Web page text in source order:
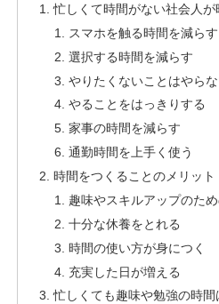
忙しくて時間がない社会人
スマホを触る時間を減らす
選択する時間を減らす
やりたくないことはやら
やることをはっきりする
家事の時間を減らす
通勤時間を上手く使う
時間をつくることのメリット
趣味やスキルアップのた
十分な休養をとれる
時間の使い方が身につく
充実した日が増える
忙しくても趣味や勉強の時間